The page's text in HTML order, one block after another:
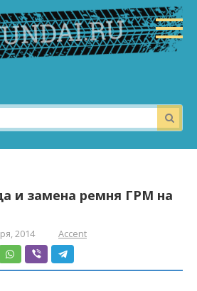
и замена ремня ГРМ на
2014 Accent